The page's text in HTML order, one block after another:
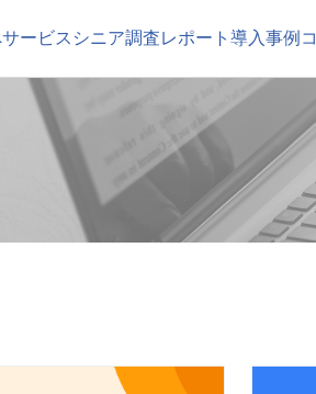
サービス シニア調査レポート導入事例